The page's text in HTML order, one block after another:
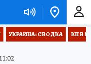
УКРАИНА: СВОДКА КП В